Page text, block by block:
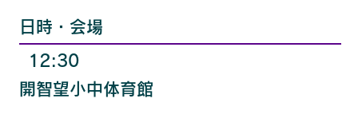
日時・会場
12:30
開智望小中体育館